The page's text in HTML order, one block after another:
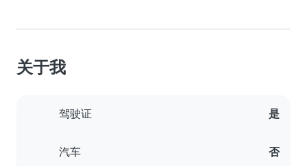
关于我
驾驶证 是
汽车 否